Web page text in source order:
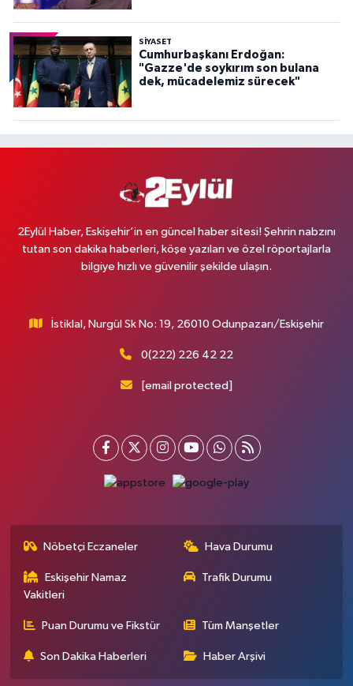
SİYASET
Cumhurbaşkanı Erdoğan:
"Gazze'de soykırım son bulana
dek, mücadelemiz sürecek"
2Eylül Haber, Eskişehir’in en güncel haber sitesi! Şehrin nabzını
tutan son dakika haberleri, köşe yazıları ve özel röportajlarla
bilgiye hızlı ve güvenilir şekilde ulaşın.
İstiklal, Nurgül Sk No: 19, 26010 Odunpazarı/Eskişehir
0(222) 226 42 22
[email protected]
Nöbetçi Eczaneler Hava Durumu
Eskişehir Namaz
Vakitleri
Trafik Durumu
Puan Durumu ve Fikstür Tüm Manşetler
Son Dakika Haberleri Haber Arşivi